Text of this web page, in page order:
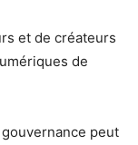
et de créateurs
de
peut